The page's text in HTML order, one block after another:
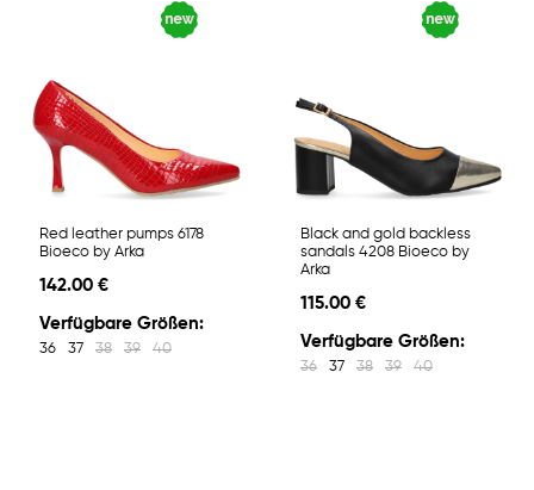
Red leather pumps 6178
Bioeco by Arka
142.00 €
Verfügbare Größen:
36 37 38 39 40
Black and gold backless
sandals 4208 Bioeco by
Arka
115.00 €
Verfügbare Größen:
36 37 38 39 40